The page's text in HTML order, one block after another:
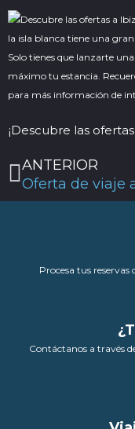
la isla blanca tiene una
Solo tienes que lanzarte
máximo tu estancia.
para más información de
¡Descubre las
Ant
ANTERIOR
Procesa tus reservas
Contáctanos a través